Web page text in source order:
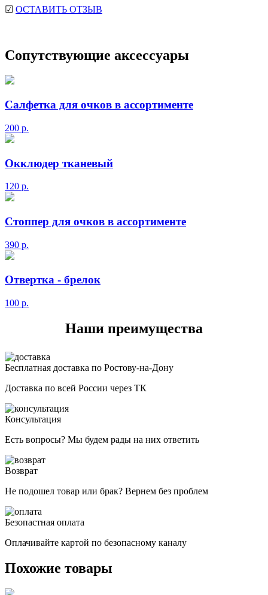
☑ ОСТАВИТЬ ОТЗЫВ
Сопутствующие аксессуары
Салфетка для очков в ассортименте
200 р.
Окклюдер тканевый
120 р.
Стоппер для очков в ассортименте
390 р.
Отвертка - брелок
100 р.
Наши преимущества
Бесплатная доставка по Ростову-на-Дону
Доставка по всей России через ТК
Консультация
Есть вопросы? Мы будем рады на них ответить
Возврат
Не подошел товар или брак? Вернем без проблем
Безопастная оплата
Оплачивайте картой по безопасному каналу
Похожие товары